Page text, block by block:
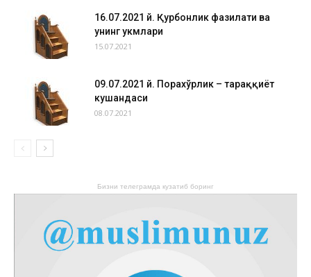
16.07.2021 й. Қурбонлик фазилати ва
унинг ҳукмлари
15.07.2021
09.07.2021 й. Порахўрлик – тараққиёт
кушандаси
08.07.2021
Бизни телеграмда кузатиб боринг